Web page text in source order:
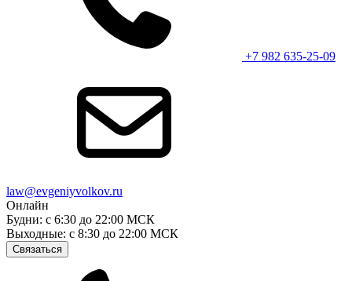
+7 982 635-25-09
law@evgeniyvolkov.ru
Онлайн
Будни: с 6:30 до 22:00 МСК
Выходные: с 8:30 до 22:00 МСК
Связаться